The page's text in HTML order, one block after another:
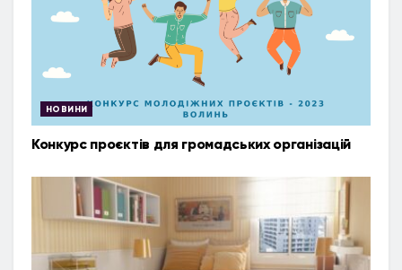
НОВИНИ
Конкурс проєктів для громадських організацій